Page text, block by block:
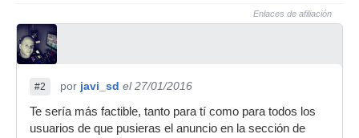
Enlaces de afiliación
#2 por javi_sd el 27/01/2016
Te sería más factible, tanto para tí como para todos los
usuarios de que pusieras el anuncio en la sección de